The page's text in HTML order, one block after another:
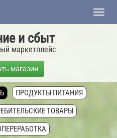
и сбыт
маркетплейс
магазин
ПРОДУКТЫ ПИТАНИЯ
ТОВАРЫ